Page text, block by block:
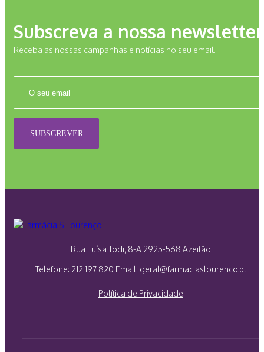
Subscreva a nossa newsletter
Receba as nossas campanhas e notícias no seu email.
SUBSCREVER
Rua Luísa Todi, 8-A 2925-568 Azeitão
Telefone: 212 197 820 Email: geral@farmaciaslourenco.pt
Política de Privacidade